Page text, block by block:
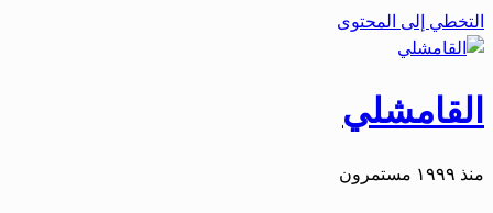
التخطي إلى المحتوى
القامشلي
منذ ١٩٩٩ مستمرون